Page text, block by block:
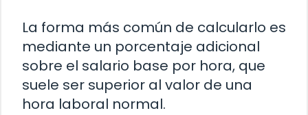
La forma más común de calcularlo es
mediante un porcentaje adicional
sobre el salario base por hora, que
suele ser superior al valor de una
hora laboral normal.